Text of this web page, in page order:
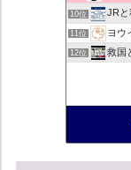
10位 JRと
11位 ヨウ
12位 救国
マ
バ